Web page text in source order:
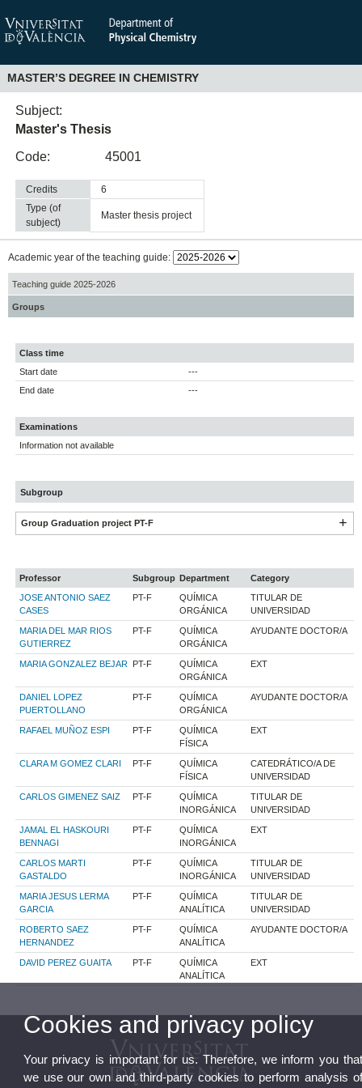
MASTER’S DEGREE IN CHEMISTRY
Subject:
Master's Thesis
Code:
45001
Credits
6
Type (of
subject)
master thesis project
Academic year of the teaching guide:
Teaching guide 2025-2026
Groups
Class time
Start date
---
End date
---
Examinations
Information not available
Subgroup
Group Graduation project PT-F
Professor Subgroup Department
Category
JOSE ANTONIO SAEZ
CASES
PT-F
QUÍMICA
ORGÁNICA
TITULAR DE
UNIVERSIDAD
MARIA DEL MAR RIOS
GUTIERREZ
PT-F
QUÍMICA
ORGÁNICA
AYUDANTE DOCTOR/A
MARIA GONZALEZ BEJAR PT-F
QUÍMICA
ORGÁNICA
EXT
DANIEL LOPEZ
PUERTOLLANO
PT-F
QUÍMICA
ORGÁNICA
AYUDANTE DOCTOR/A
RAFAEL MUÑOZ ESPI PT-F
QUÍMICA
FÍSICA
EXT
CLARA M GOMEZ CLARI PT-F
QUÍMICA
FÍSICA
CATEDRÁTICO/A DE
UNIVERSIDAD
CARLOS GIMENEZ SAIZ PT-F
QUÍMICA
INORGÁNICA
TITULAR DE
UNIVERSIDAD
JAMAL EL HASKOURI
BENNAGI
PT-F
QUÍMICA
INORGÁNICA
EXT
CARLOS MARTI
GASTALDO
PT-F
QUÍMICA
INORGÁNICA
TITULAR DE
UNIVERSIDAD
MARIA JESUS LERMA
GARCIA
PT-F
QUÍMICA
ANALÍTICA
TITULAR DE
UNIVERSIDAD
ROBERTO SAEZ
HERNANDEZ
PT-F
QUÍMICA
ANALÍTICA
AYUDANTE DOCTOR/A
DAVID PEREZ GUAITA PT-F
QUÍMICA
ANALÍTICA
EXT
Cookies and privacy policy
Your privacy is important for us. Therefore, we inform you
we use our own and third-party cookies to perform analysis